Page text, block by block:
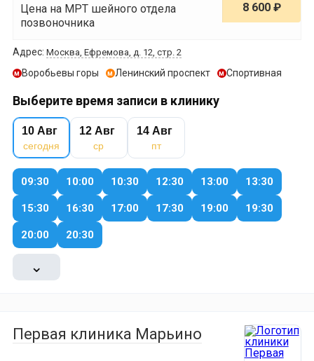
Цена на МРТ шейного отдела
позвоночника
8 600 ₽
Адрес: Москва, Ефремова, д. 12, стр. 2
м Воробьевы горы м Ленинский проспект м Спортивная
Выберите время записи в клинику
10 Авг
сегодня
12 Авг
ср
14 Авг
пт
09:30 10:00 10:30 12:30 13:00 13:30
15:30 16:30 17:00 17:30 19:00 19:30
20:00 20:30
⌄
Первая клиника Марьино